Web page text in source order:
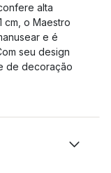
alta
cm, o Maestro
e é
seu design
de decoração